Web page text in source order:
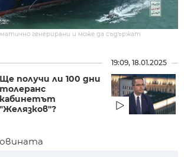
генерирани и може да съдържат
Ще получи ли 100 дни
толеранс
кабинетът
"Желязков"?
19:09, 18.01.2025